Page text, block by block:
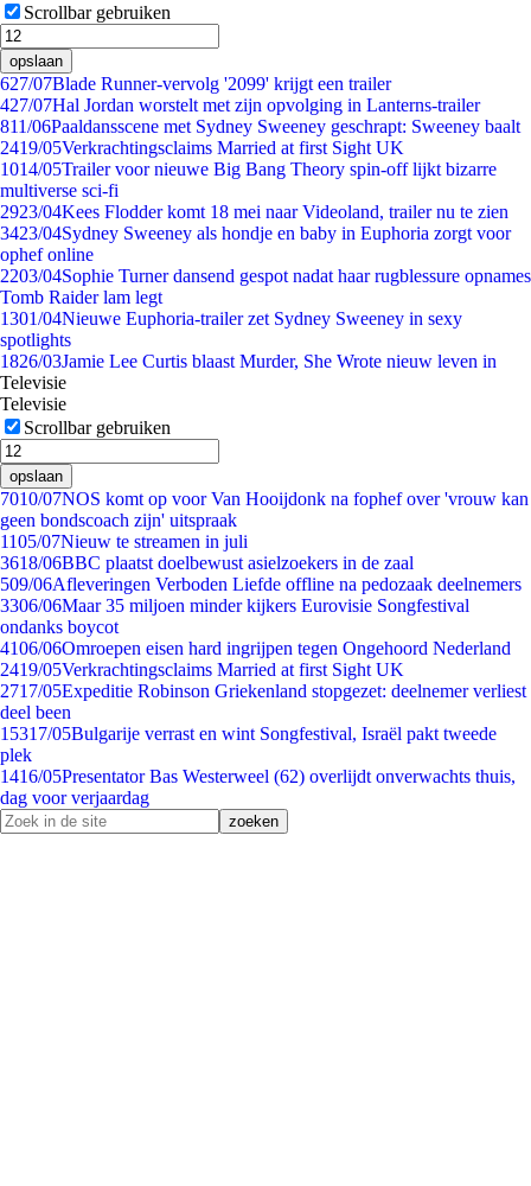
Scrollbar gebruiken
opslaan
627/07Blade Runner-vervolg '2099' krijgt een trailer
427/07Hal Jordan worstelt met zijn opvolging in Lanterns-trailer
811/06Paaldansscene met Sydney Sweeney geschrapt: Sweeney baalt
2419/05Verkrachtingsclaims Married at first Sight UK
1014/05Trailer voor nieuwe Big Bang Theory spin-off lijkt bizarre
multiverse sci-fi
2923/04Kees Flodder komt 18 mei naar Videoland, trailer nu te zien
3423/04Sydney Sweeney als hondje en baby in Euphoria zorgt voor
ophef online
2203/04Sophie Turner dansend gespot nadat haar rugblessure opnames
Tomb Raider lam legt
1301/04Nieuwe Euphoria-trailer zet Sydney Sweeney in sexy
spotlights
1826/03Jamie Lee Curtis blaast Murder, She Wrote nieuw leven in
Televisie
Televisie
Scrollbar gebruiken
opslaan
7010/07NOS komt op voor Van Hooijdonk na fophef over 'vrouw kan
geen bondscoach zijn' uitspraak
1105/07Nieuw te streamen in juli
3618/06BBC plaatst doelbewust asielzoekers in de zaal
509/06Afleveringen Verboden Liefde offline na pedozaak deelnemers
3306/06Maar 35 miljoen minder kijkers Eurovisie Songfestival
ondanks boycot
4106/06Omroepen eisen hard ingrijpen tegen Ongehoord Nederland
2419/05Verkrachtingsclaims Married at first Sight UK
2717/05Expeditie Robinson Griekenland stopgezet: deelnemer verliest
deel been
15317/05Bulgarije verrast en wint Songfestival, Israël pakt tweede
plek
1416/05Presentator Bas Westerweel (62) overlijdt onverwachts thuis,
dag voor verjaardag